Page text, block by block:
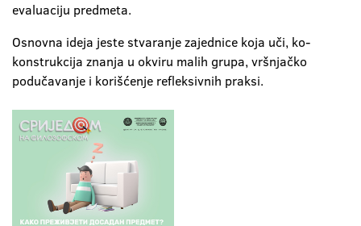
evaluaciju predmeta.
Osnovna ideja jeste stvaranje zajednice koja uči, ko-
konstrukcija znanja u okviru malih grupa, vršnjačko
podučavanje i korišćenje refleksivnih praksi.